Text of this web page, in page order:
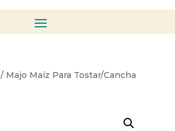
/ Majo Maíz Para Tostar/Cancha